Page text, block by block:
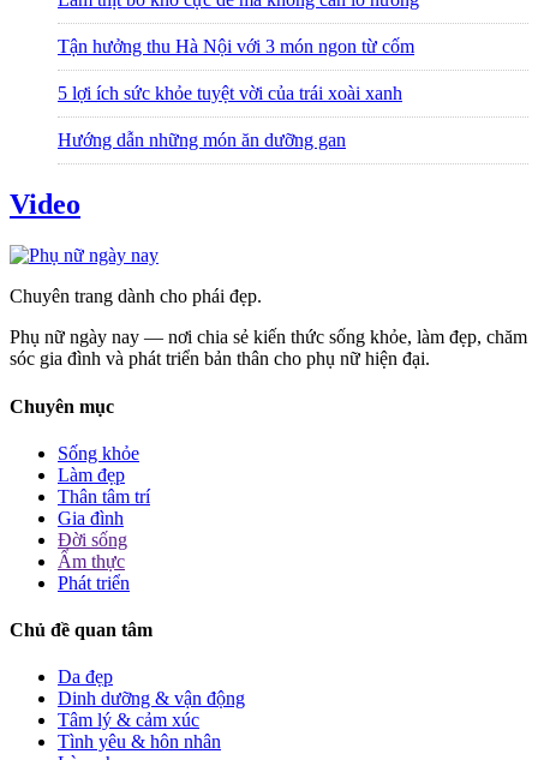
Tận hưởng thu Hà Nội với 3 món ngon từ cốm
5 lợi ích sức khỏe tuyệt vời của trái xoài xanh
Hướng dẫn những món ăn dưỡng gan
Video
Chuyên trang dành cho phái đẹp.
Phụ nữ ngày nay — nơi chia sẻ kiến thức sống khỏe, làm đẹp, chăm
sóc gia đình và phát triển bản thân cho phụ nữ hiện đại.
Chuyên mục
Sống khỏe
Làm đẹp
Thân tâm trí
Gia đình
Đời sống
Ẩm thực
Phát triển
Chủ đề quan tâm
Da đẹp
Dinh dưỡng & vận động
Tâm lý & cảm xúc
Tình yêu & hôn nhân